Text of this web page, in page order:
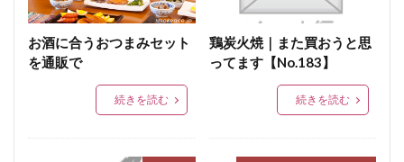
クノブラウソーセージ
クラコウソーセージ
無菌包装
サワーハム
グルタミン酸ナトリウム
グルテン
混合ソーセージ
混合プレスハム
コンビーフ
細菌性食中毒
サウザンホットソーセージ
殺菌
薩摩鶏
お酒に合うおつまみセット
を通販で
続きを読む
鶏炭火焼｜また買おうと思
ってます【No.183】
続きを読む